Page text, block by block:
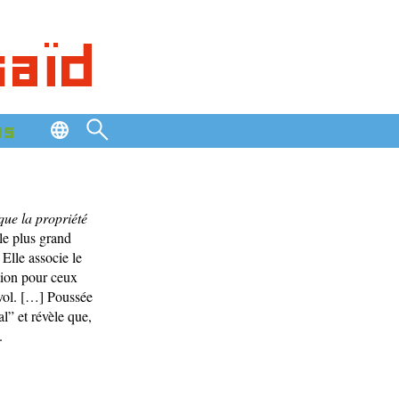
la propriété
plus grand
associe le
pour ceux
[…] Poussée
et révèle que,